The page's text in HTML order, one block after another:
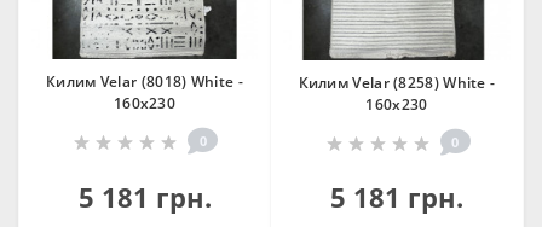
Килим Velar (8018) White -
160х230
0
5 181 грн.
Килим Velar (8258) White -
160х230
0
5 181 грн.